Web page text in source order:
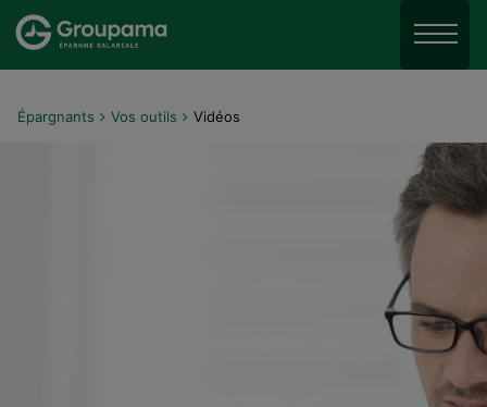
Aller au menu
Aller au contenu
Menu
Épargnants Vos outils Vidéos